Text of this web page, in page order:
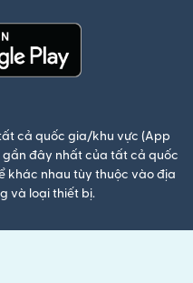
cả quốc gia/khu vực (App
gần đây nhất của tất cả quốc
khác nhau tùy thuộc vào địa
và loại thiết bị.